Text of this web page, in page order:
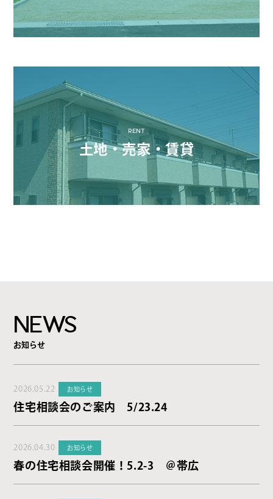
RENT
土地・売家・賃貸
NEWS
お知らせ
2026.05.22 お知らせ
住宅相談会のご案内 5/23.24
2026.04.30 お知らせ
春の住宅相談会開催！5.2-3 ＠帯広